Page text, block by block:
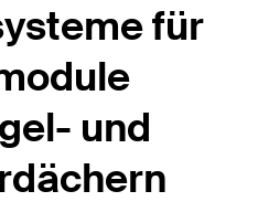
für
und